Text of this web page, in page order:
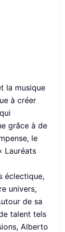
la musique
à créer
grâce à de
le
Lauréats
éclectique,
univers,
de sa
talent tels
Alberto